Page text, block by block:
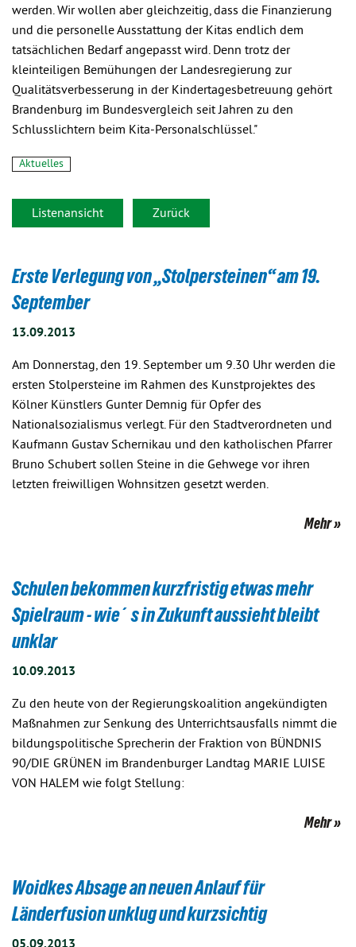
werden. Wir wollen aber gleichzeitig, dass die Finanzierung
und die personelle Ausstattung der Kitas endlich dem
tatsächlichen Bedarf angepasst wird. Denn trotz der
kleinteiligen Bemühungen der Landesregierung zur
Qualitätsverbesserung in der Kindertagesbetreuung gehört
Brandenburg im Bundesvergleich seit Jahren zu den
Schlusslichtern beim Kita-Personalschlüssel."
Aktuelles
Listenansicht Zurück
Erste Verlegung von „Stolpersteinen“ am 19.
September
13.09.2013
Am Donnerstag, den 19. September um 9.30 Uhr werden die
ersten Stolpersteine im Rahmen des Kunstprojektes des
Kölner Künstlers Gunter Demnig für Opfer des
Nationalsozialismus verlegt. Für den Stadtverordneten und
Kaufmann Gustav Schernikau und den katholischen Pfarrer
Bruno Schubert sollen Steine in die Gehwege vor ihren
letzten freiwilligen Wohnsitzen gesetzt werden.
Mehr
Schulen bekommen kurzfristig etwas mehr
Spielraum - wie´s in Zukunft aussieht bleibt
unklar
10.09.2013
Zu den heute von der Regierungskoalition angekündigten
Maßnahmen zur Senkung des Unterrichtsausfalls nimmt die
bildungspolitische Sprecherin der Fraktion von BÜNDNIS
90/DIE GRÜNEN im Brandenburger Landtag MARIE LUISE
VON HALEM wie folgt Stellung:
Mehr
Woidkes Absage an neuen Anlauf für
Länderfusion unklug und kurzsichtig
05.09.2013